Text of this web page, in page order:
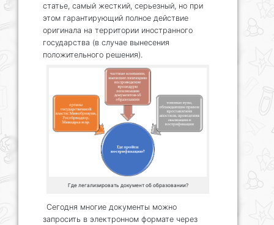
статье, самый жесткий, серьезный, но при
этом гарантирующий полное действие
оригинала на территории иностранного
государства (в случае вынесения
положительного решения).
Где легализировать документ об образовании?
Сегодня многие документы можно
запросить в электронном формате через